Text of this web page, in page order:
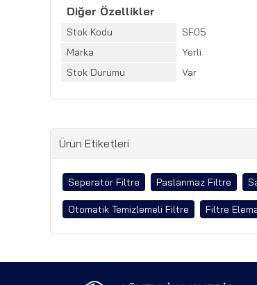
Diğer Özellikler
Stok Kodu
SF05
Marka
Yerli
Stok Durumu
Var
Ürün Etiketleri
Seperatör Filtre Paslanmaz Filtre
Otomatik Temizlemeli Filtre Filtre